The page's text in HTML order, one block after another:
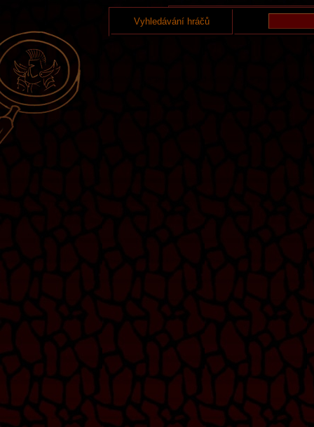
Vyhledávání hráčů